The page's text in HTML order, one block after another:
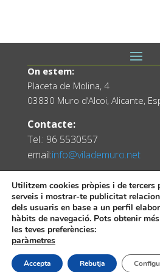
On estem:
Placeta de Molina, 4
03830 Muro d’Alcoi, Alicante,
Contacte:
Tel.: 96 5530557
email:info@vilademuro.net
Web
Utilitzem cookies pròpies i de tercers
serveis i mostrar-te publicitat
dels usuaris en base a un perfil
hàbits de navegació. Pots obtenir
les teves preferències:
paràmetres
Accepta Rebutja